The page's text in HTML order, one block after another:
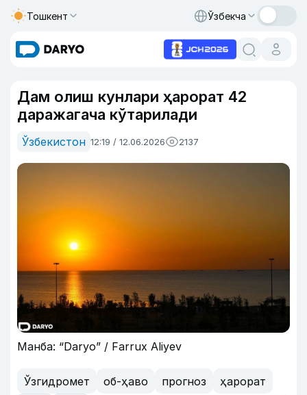
Тошкент Ўзбекча
Дам олиш кунлари ҳарорат 42
даражагача кўтарилади
Ўзбекистон 12:19 / 12.06.2026 2137
Манба: “Daryo” / Farrux Aliyev
Ўзгидромет об-ҳаво прогноз
ҳарорат